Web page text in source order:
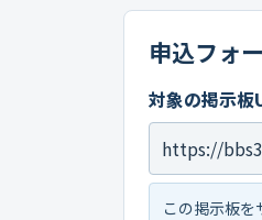
申込フォ
対象の掲示板
この掲示板を